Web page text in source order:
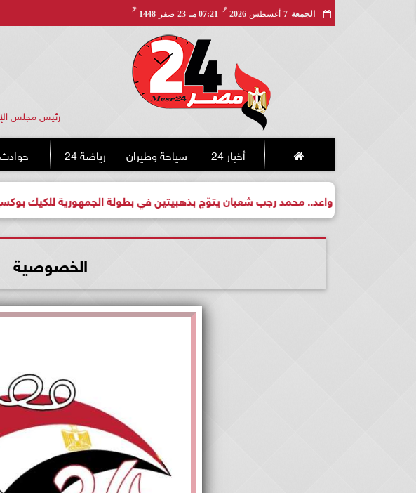
الجمعة 7 أغسطس 2026
مـ
07:21 مـ 23 صفر 1448
هـ
رئيس مجلس
أخبار 24 سياحة وطيران رياضة 24 حوادث
لبطل واعد.. محمد رجب شعبان يتوّج بذهبيتين في بطولة الجمهورية للكيك بوكسينج
الخصوصية